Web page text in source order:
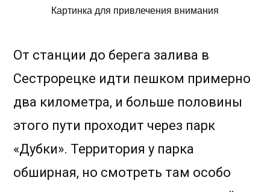
Картинка для привлечения внимания
От станции до берега залива в
Сестрорецке идти пешком примерно
два километра, и больше половины
этого пути проходит через парк
«Дубки». Территория у парка
обширная, но смотреть там особо